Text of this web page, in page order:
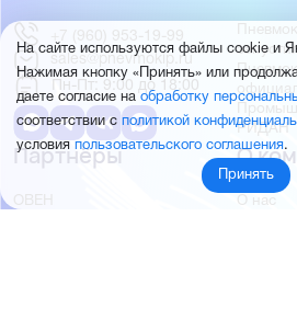
РИДАН
Партнёры
ОВЕН
О
О нас
+7 (960) 953-19-99
sales@pnevmokip.ru
Пн-Пт: 9:00 до 18:00
На сайте используются файлы cookie и
Нажимая кнопку «Принять» или
даете согласие наобработку
соответствии с политикой
условия пользовательского соглашения.
Принять